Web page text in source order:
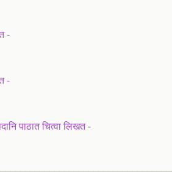
-
-
पाठात चित्वा लिखत -